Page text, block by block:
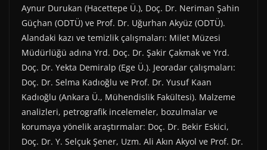
Aynur Durukan (Hacettepe Ü.), Doç. Dr. Neriman Şahin
Güçhan (ODTÜ) ve Prof. Dr. Uğurhan Akyüz (ODTÜ).
Alandaki kazı ve temizlik çalışmaları: Milet Müzesi
Müdürlüğü adına Yrd. Doç. Dr. Şakir Çakmak ve Yrd.
Doç. Dr. Yekta Demiralp (Ege Ü.). Jeoradar çalışmaları:
Doç. Dr. Selma Kadıoğlu ve Prof. Dr. Yusuf Kaan
Kadıoğlu (Ankara Ü., Mühendislik Fakültesi). Malzeme
analizleri, petrografik incelemeler, bozulmalar ve
korumaya yönelik araştırmalar: Doç. Dr. Bekir Eskici,
Doç. Dr. Y. Selçuk Şener, Uzm. Ali Akın Akyol ve Prof. Dr.